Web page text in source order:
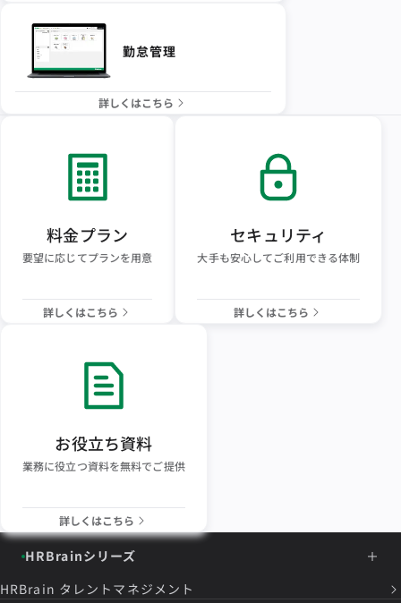
勤怠管理
詳しくはこちら
料金プラン
要望に応じてプランを用意
詳しくはこちら
セキュリティ
大手も安心してご利用できる体制
詳しくはこちら
お役立ち資料
業務に役立つ資料を無料でご提供
詳しくはこちら
HRBrainシリーズ
HRBrain タレントマネジメント